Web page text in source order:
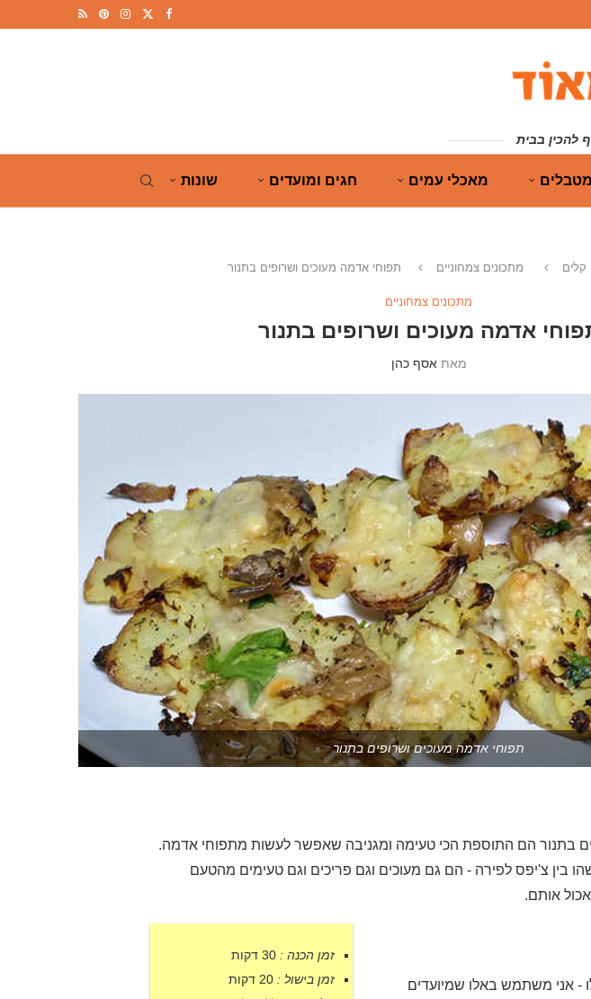
להכין בבית
מאכלי עמים חגים ומועדים שונות
קלים מתכונים צמחוניים תפוחי אדמה מעוכים ושרופים בתנור
מתכונים צמחוניים
אדמה מעוכים ושרופים בתנור
מאת אסף כהן
תפוחי אדמה מעוכים ושרופים בתנור
בתנור הם התוספת הכי טעימה ומגניבה שאפשר לעשות מתפוחי אדמה.
בין צ'יפס לפירה - הם גם מעוכים וגם פריכים וגם טעימים מהטעם
אותם.
זמן הכנה : 30 דקות
זמן בישול : 20 דקות
- אני משתמש באלו שמיועדים